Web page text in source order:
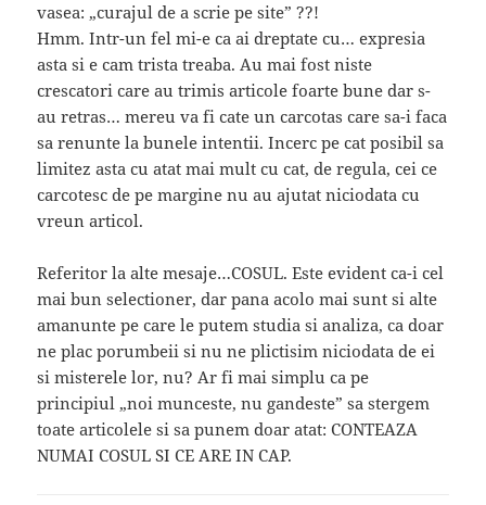
vasea: „curajul de a scrie pe site” ??!
Hmm. Intr-un fel mi-e ca ai dreptate cu… expresia
asta si e cam trista treaba. Au mai fost niste
crescatori care au trimis articole foarte bune dar s-
au retras… mereu va fi cate un carcotas care sa-i faca
sa renunte la bunele intentii. Incerc pe cat posibil sa
limitez asta cu atat mai mult cu cat, de regula, cei ce
carcotesc de pe margine nu au ajutat niciodata cu
vreun articol.
Referitor la alte mesaje…COSUL. Este evident ca-i cel
mai bun selectioner, dar pana acolo mai sunt si alte
amanunte pe care le putem studia si analiza, ca doar
ne plac porumbeii si nu ne plictisim niciodata de ei
si misterele lor, nu? Ar fi mai simplu ca pe
principiul „noi munceste, nu gandeste” sa stergem
toate articolele si sa punem doar atat: CONTEAZA
NUMAI COSUL SI CE ARE IN CAP.